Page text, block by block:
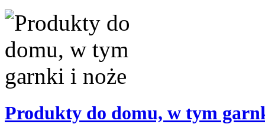
Produkty do domu, w tym